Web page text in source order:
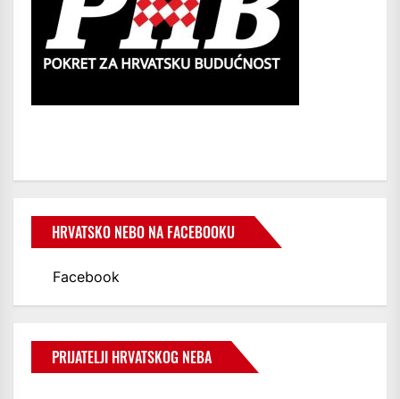
HRVATSKO NEBO NA FACEBOOKU
Facebook
PRIJATELJI HRVATSKOG NEBA